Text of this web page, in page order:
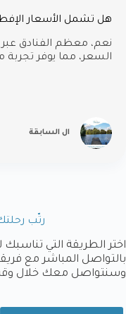
هل تشمل الأسعار
نعم، معظم الفنادق
السعر، مما يوفر
ال السابقة
رتّب
اختر الطريقة التي
بالتواصل المباشر مع
وسنتواصل معك خلال